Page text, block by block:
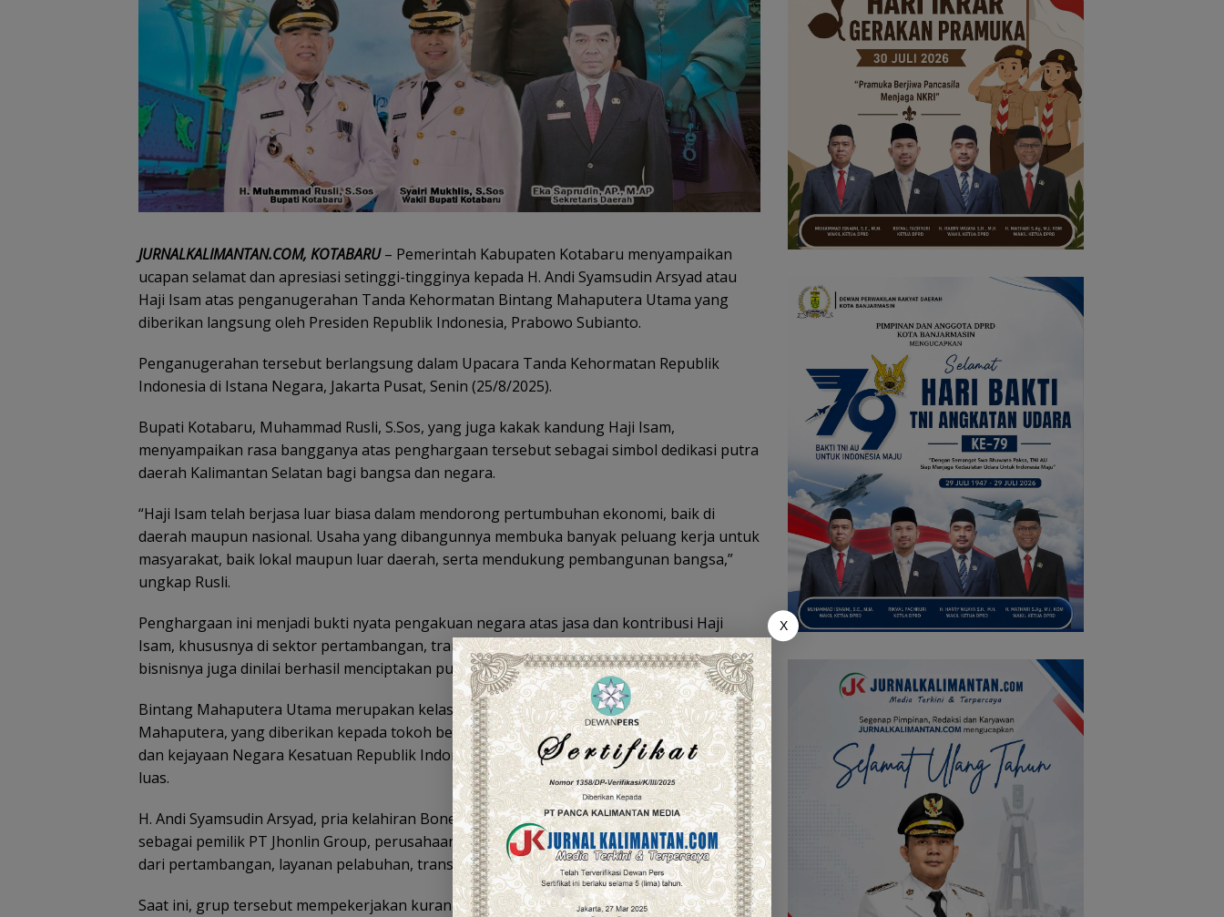
JURNALKALIMANTAN.COM, KOTABARU– Pemerintah Kabupaten Kotabaru menyampaikan
ucapan selamat dan apresiasi setinggi-tingginya kepada H. Andi Syamsudin Arsyad atau
Haji Isam atas penganugerahan Tanda Kehormatan Bintang Mahaputera Utama yang
diberikan langsung oleh Presiden Republik Indonesia, Prabowo Subianto.
Penganugerahan tersebut berlangsung dalam Upacara Tanda Kehormatan Republik
Indonesia di Istana Negara, Jakarta Pusat, Senin (25/8/2025).
Bupati Kotabaru, Muhammad Rusli, S.Sos, yang juga kakak kandung Haji Isam,
menyampaikan rasa bangganya atas penghargaan tersebut sebagai simbol dedikasi putra
daerah Kalimantan Selatan bagi bangsa dan negara.
“Haji Isam telah berjasa luar biasa dalam mendorong pertumbuhan ekonomi, baik di
daerah maupun nasional. Usaha yang dibangunnya membuka banyak peluang kerja untuk
masyarakat, baik lokal maupun luar daerah, serta mendukung pembangunan bangsa,”
ungkap Rusli.
Penghargaan ini menjadi bukti nyata pengakuan negara atas jasa dan kontribusi Haji
Isam, khususnya di sektor pertambangan, transportasi, dan infrastruktur. Kiprah
bisnisnya juga dinilai berhasil menciptakan puluhan ribu lapangan pekerjaan.
Bintang Mahaputera Utama merupakan kelas ketiga dari Tanda Kehormatan Bintang
Mahaputera, yang diberikan kepada tokoh berjasa luar biasa dalam menjaga keutuhan
dan kejayaan Negara Kesatuan Republik Indonesia melalui pengabdian yang diakui secara
luas.
H. Andi Syamsudin Arsyad, pria kelahiran Bone, Sulawesi Selatan, 1 Januari 1977, dikenal
sebagai pemilik PT Jhonlin Group, perusahaan yang bergerak di berbagai bidang mulai
dari pertambangan, layanan pelabuhan, transportasi udara, hingga manufaktur.
Saat ini, grup tersebut mempekerjakan kurang lebih 40.000 pekerja dari berbagai daerah,
X